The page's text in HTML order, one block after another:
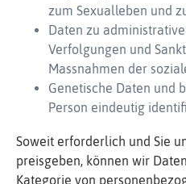
zum Sexualleben und
Daten zu
Verfolgungen und
Massnahmen der
Genetische Daten und
Person eindeutig
Soweit erforderlich und Sie
preisgeben, können wir
Kategorie von